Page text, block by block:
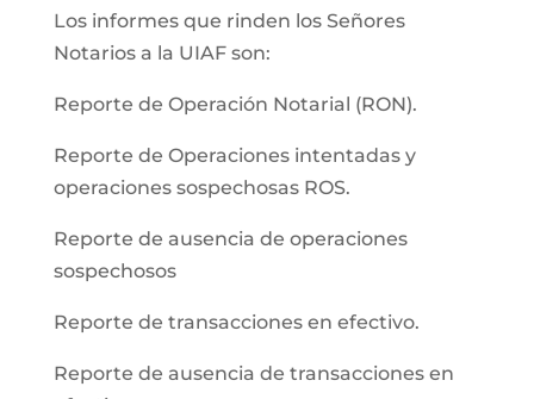
Los informes que rinden los Señores
Notarios a la UIAF son:
Reporte de Operación Notarial (RON).
Reporte de Operaciones intentadas y
operaciones sospechosas ROS.
Reporte de ausencia de operaciones
sospechosos
Reporte de transacciones en efectivo.
Reporte de ausencia de transacciones en